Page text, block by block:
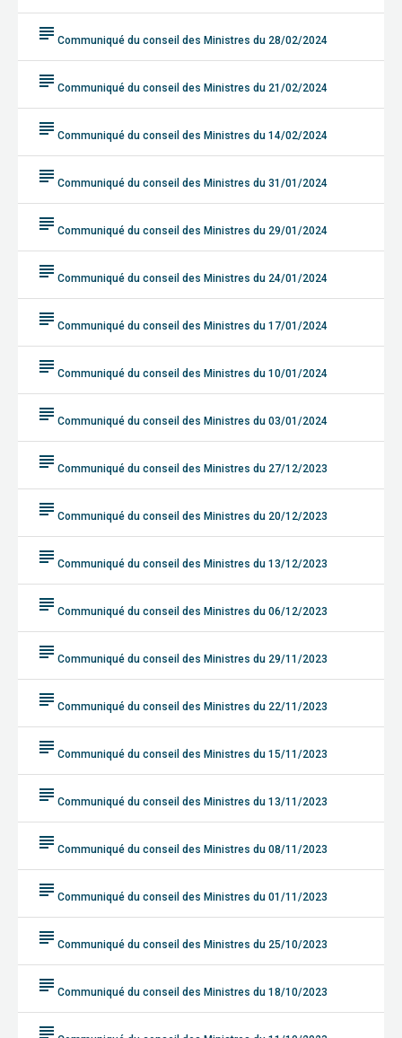
subject Communiqué du conseil des Ministres du 28/02/2024
subject Communiqué du conseil des Ministres du 21/02/2024
subject Communiqué du conseil des Ministres du 14/02/2024
subject Communiqué du conseil des Ministres du 31/01/2024
subject Communiqué du conseil des Ministres du 29/01/2024
subject Communiqué du conseil des Ministres du 24/01/2024
subject Communiqué du conseil des Ministres du 17/01/2024
subject Communiqué du conseil des Ministres du 10/01/2024
subject Communiqué du conseil des Ministres du 03/01/2024
subject Communiqué du conseil des Ministres du 27/12/2023
subject Communiqué du conseil des Ministres du 20/12/2023
subject Communiqué du conseil des Ministres du 13/12/2023
subject Communiqué du conseil des Ministres du 06/12/2023
subject Communiqué du conseil des Ministres du 29/11/2023
subject Communiqué du conseil des Ministres du 22/11/2023
subject Communiqué du conseil des Ministres du 15/11/2023
subject Communiqué du conseil des Ministres du 13/11/2023
subject Communiqué du conseil des Ministres du 08/11/2023
subject Communiqué du conseil des Ministres du 01/11/2023
subject Communiqué du conseil des Ministres du 25/10/2023
subject Communiqué du conseil des Ministres du 18/10/2023
subject